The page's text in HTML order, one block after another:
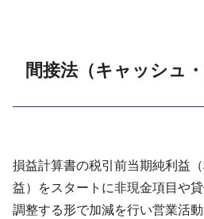
間接法（キャッシュ
損益計算書の税引前当期純利益
益）をスタートに非現金項目や
調整する形で加減を行い営業活